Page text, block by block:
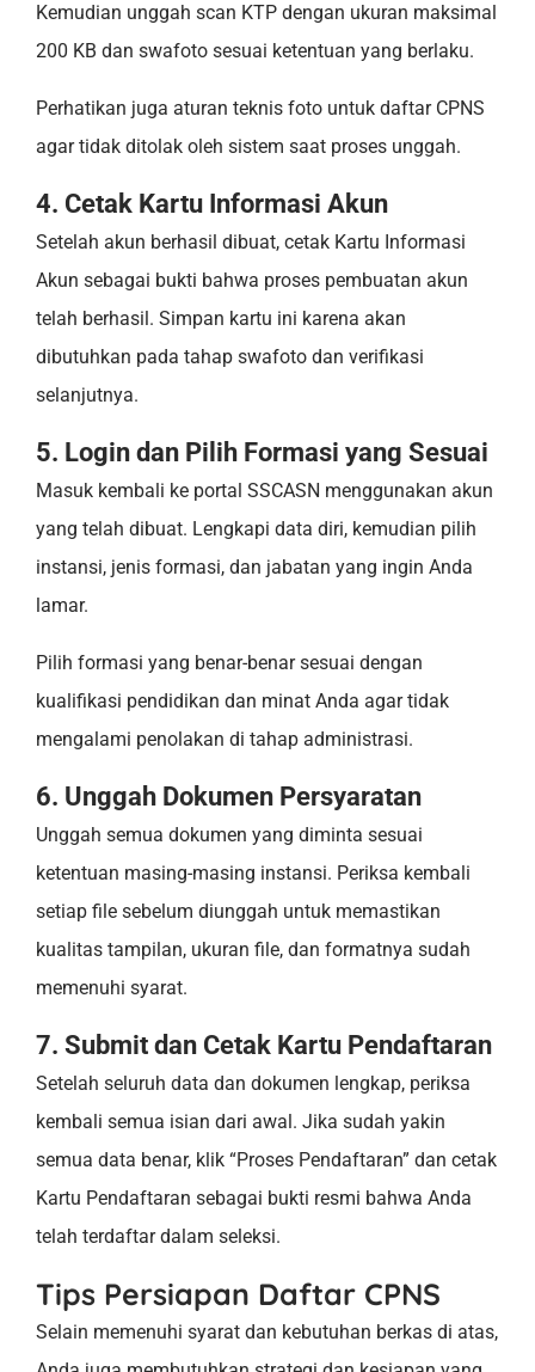
Kemudian unggah scan KTP dengan ukuran maksimal
200 KB dan swafoto sesuai ketentuan yang berlaku.
Perhatikan juga aturan teknis foto untuk daftar CPNS
agar tidak ditolak oleh sistem saat proses unggah.
4. Cetak Kartu Informasi Akun
Setelah akun berhasil dibuat, cetak Kartu Informasi
Akun sebagai bukti bahwa proses pembuatan akun
telah berhasil. Simpan kartu ini karena akan
dibutuhkan pada tahap swafoto dan verifikasi
selanjutnya.
5. Login dan Pilih Formasi yang Sesuai
Masuk kembali ke portal SSCASN menggunakan akun
yang telah dibuat. Lengkapi data diri, kemudian pilih
instansi, jenis formasi, dan jabatan yang ingin Anda
lamar.
Pilih formasi yang benar-benar sesuai dengan
kualifikasi pendidikan dan minat Anda agar tidak
mengalami penolakan di tahap administrasi.
6. Unggah Dokumen Persyaratan
Unggah semua dokumen yang diminta sesuai
ketentuan masing-masing instansi. Periksa kembali
setiap file sebelum diunggah untuk memastikan
kualitas tampilan, ukuran file, dan formatnya sudah
memenuhi syarat.
7. Submit dan Cetak Kartu Pendaftaran
Setelah seluruh data dan dokumen lengkap, periksa
kembali semua isian dari awal. Jika sudah yakin
semua data benar, klik “Proses Pendaftaran” dan cetak
Kartu Pendaftaran sebagai bukti resmi bahwa Anda
telah terdaftar dalam seleksi.
Tips Persiapan Daftar CPNS
Selain memenuhi syarat dan kebutuhan berkas di atas,